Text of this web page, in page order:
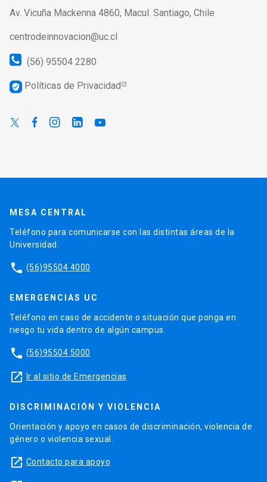
Av. Vicuña Mackenna 4860, Macul. Santiago, Chile
centrodeinnovacion@uc.cl
(56) 95504 2280
verified_user Políticas de Privacidad
MESA CENTRAL
Teléfono para comunicarse con las distintas áreas de la
Universidad.
phone (56)95504 4000
EMERGENCIAS UC
Teléfono en caso de accidente o situación que ponga en
riesgo tu vida dentro de algún campus.
phone (56)95504 5000
launch Ir al sitio de Emergencias
DISCRIMINACIÓN Y VIOLENCIA
Orientación y apoyo en casos de discriminación, violencia de
género o violencia sexual.
launch Contacto para apoyo